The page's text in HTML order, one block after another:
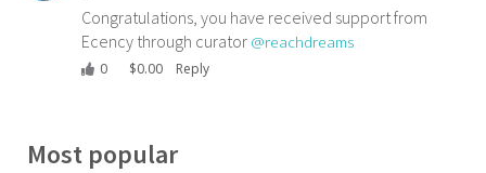
Congratulations, you have received support from
Ecency through curator @reachdreams
0 $0.00 Reply
Most popular